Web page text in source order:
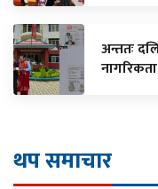
अन्ततः
नागरिकता
थप समाचार